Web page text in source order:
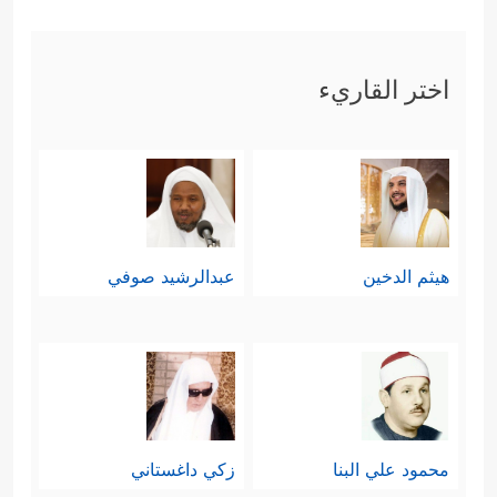
يكفِيَان من دون علمٍ بحقائق الأمور
والأحوال ومآلاتها، كما أنّ العلم لوحده لا
يكفي من غير القصد الصادق لتحقيق
الرحمة والغايات النبيلة والعادلة في
- يُشير القرآن في هذا السياق إلى دور
أهل العلم في إدراك هذه الحقيقة
وتبيِينها للناس:
﴿وَیَرَى ٱلَّذِینَ أُوتُواْ ٱلۡعِلۡمَ ٱلَّذِیۤ
اختر القاريء
هيثم الدخين عبدالرشيد صوفي
محمود علي البنا زكي داغستاني